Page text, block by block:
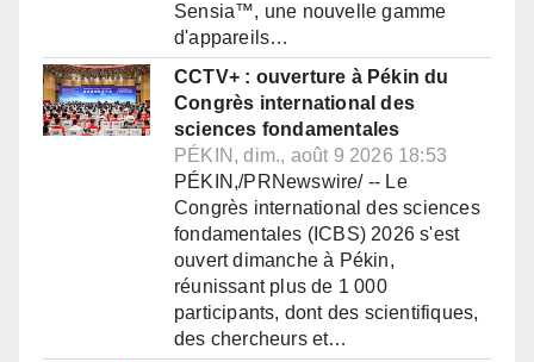
Sensia™, une nouvelle gamme
d'appareils…
CCTV+ : ouverture à Pékin du
Congrès international des
sciences fondamentales
PÉKIN, dim., août 9 2026 18:53
PÉKIN,/PRNewswire/ -- Le
Congrès international des sciences
fondamentales (ICBS) 2026 s'est
ouvert dimanche à Pékin,
réunissant plus de 1 000
participants, dont des scientifiques,
des chercheurs et…